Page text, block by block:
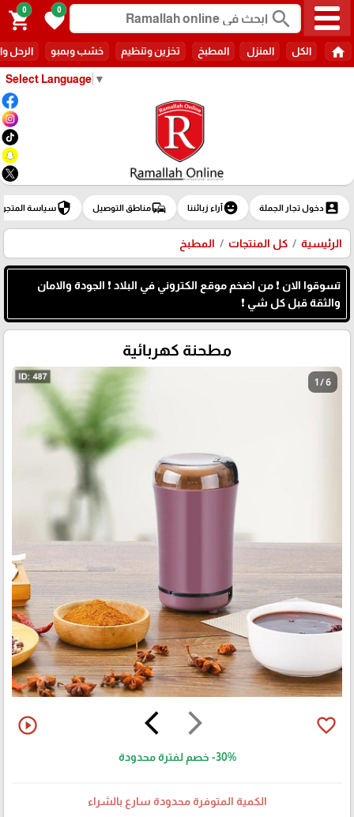
Select Language ▼
search
0
favorite
0
shopping_cart
home الكل المنزل المطبخ تخزين وتنظيم خشب وبمبو الرحل
account_boxدخول تجار الجملة emoji_emotionsآراء زبائننا commuteمناطق التوصيل securityسياسة المتجر
الرئيسية كل المنتجات المطبخ
تسوقوا الان ❗ من اضخم موقع الكتروني في البلاد ❗ الجودة والامان
والثقة قبل كل شي ❗
مطحنة كهربائية
1 / 6
arrow_forward_ios
arrow_back_ios favorite_border
play_circle_outline
-30% خصم لفترة محدودة
الكمية المتوفرة محدودة سارع بالشراء